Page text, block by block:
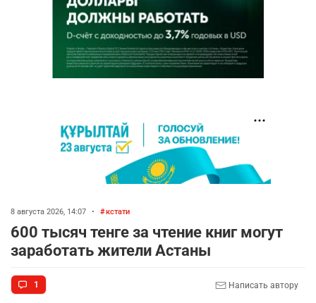
8 августа 2026, 14:07 • кстати
600 тысяч тенге за чтение книг могут
заработать жители Астаны
1 Написать автору